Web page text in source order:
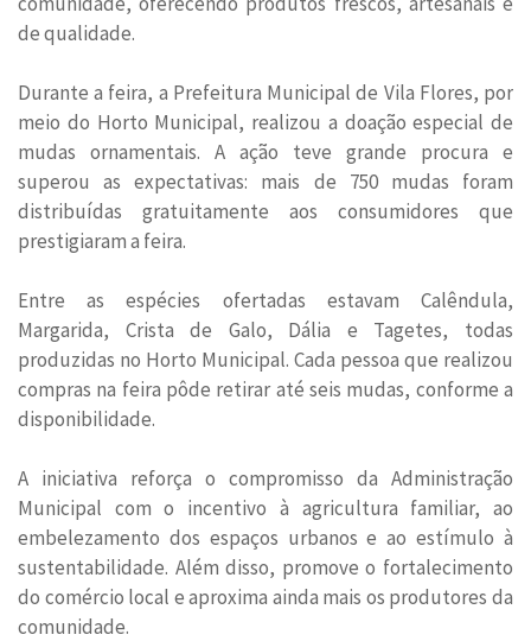
de qualidade.
Durante a feira, a Prefeitura Municipal de Vila Flores, por
meio do Horto Municipal, realizou a doação especial de
mudas ornamentais. A ação teve grande procura e
superou as expectativas: mais de 750 mudas foram
distribuídas gratuitamente aos consumidores que
prestigiaram a feira.
Entre as espécies ofertadas estavam Calêndula,
Margarida, Crista de Galo, Dália e Tagetes, todas
produzidas no Horto Municipal. Cada pessoa que realizou
compras na feira pôde retirar até seis mudas, conforme a
disponibilidade.
A iniciativa reforça o compromisso da Administração
Municipal com o incentivo à agricultura familiar, ao
embelezamento dos espaços urbanos e ao estímulo à
sustentabilidade. Além disso, promove o fortalecimento
do comércio local e aproxima ainda mais os produtores da
comunidade.